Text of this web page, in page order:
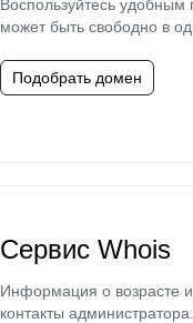
Воспользуйтесь
может быть свободно в
Подобрать домен
Сервис Whois
Информация о возрасте
контакты администратора.